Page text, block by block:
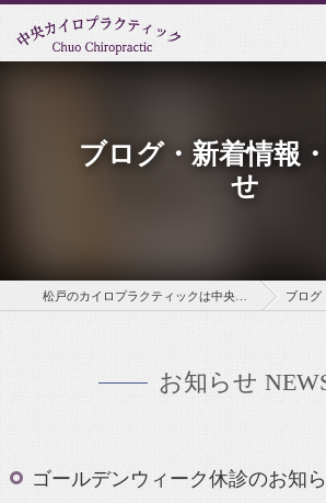
ブログ・新着情報
せ
松戸のカイロプラクティックは中央カイロプラクティック ブログ・新
お知らせ
ゴールデンウィーク休診のお知